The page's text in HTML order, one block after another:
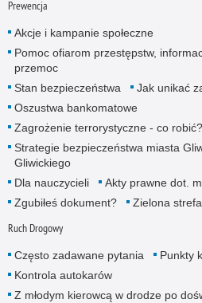
Prewencja
Akcje i kampanie społeczne
Pomoc ofiarom przestępstw,
przemoc
Stan bezpieczeństwa
Jak unikać
Oszustwa bankomatowe
Zagrożenie terrorystyczne - co robić?
Strategie bezpieczeństwa miasta
Gliwickiego
Dla nauczycieli
Akty prawne dot.
Zgubiłeś dokument?
Zielona
Ruch Drogowy
Często zadawane pytania Punkty
Kontrola autokarów
Z młodym kierowcą w drodze po